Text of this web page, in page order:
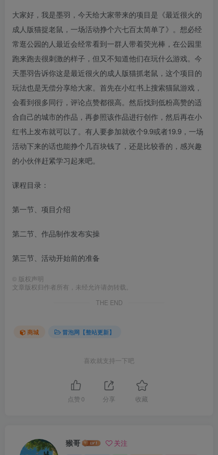
大家好，我是墨羽，今天给大家带来的项目是《最近很火的
成人版猫捉老鼠 ，一场活动挣个六七百太简单了》。想必经
常逛公园的人最近会经常看到一群人带着荧光棒，在公园里
跑来跑去很刺激的样子，但又不知道他们在玩什么游戏。今
天墨羽告诉你这是最近很火的成人版猫抓老鼠，这个项目的
玩法也是无偿分享给大家。首先在小红书上搜索猫鼠游戏，
会看到很多同行，评论点赞都很高。然后找到低粉高赞的适
合自己的城市的作品，再参照该作品进行创作，然后再在小
红书上发布就可以了。有人要参加就收个9.9或者19.9，一场
活动下来的话也能挣个几百块钱了，还是比较香的，感兴趣
的小伙伴赶紧学习起来吧。
课程目录：
第一节、项目介绍
第二节、作品制作发布实操
第三节、活动开始前的准备
© 版权声明
文章版权归作者所有，未经允许请勿转载。
THE END
商城 冒泡网【整站更新】
喜欢就支持一下吧
点赞 0 分享 收藏
猴哥 关注